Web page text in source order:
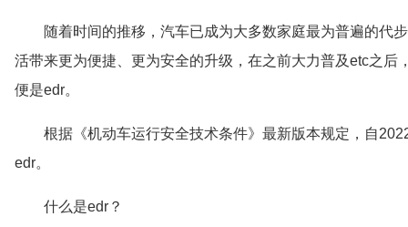
随着时间的推移，汽车已成为大多数家庭最为普遍的代
活带来更为便捷、更为安全的升级，在之前大力普及etc之
便是edr。
根据《机动车运行安全技术条件》最新版本规定，自
edr。
什么是edr？